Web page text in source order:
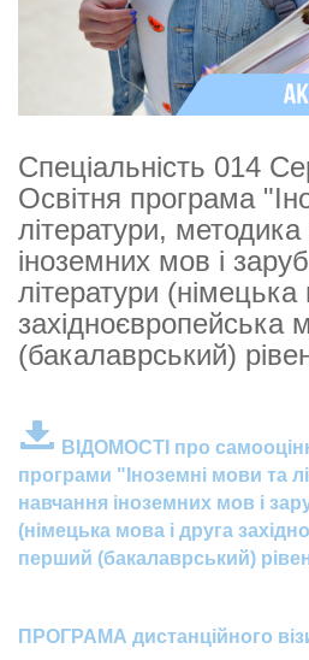
Спеціальність 014
Освітня програма
літератури,
іноземних мов і
літератури (німецька
західноєвропейська
(бакалаврський)
ВІДОМОСТІ про
програми "Іноземні мови та
навчання іноземних мов і
(німецька мова і друга
перший (бакалаврський)
ПРОГРАМА дистанційного